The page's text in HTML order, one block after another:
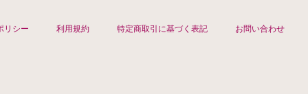
リシー 利用規約 特定商取引に基づく表記 お問い合わせ